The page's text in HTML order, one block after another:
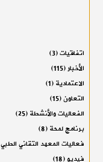
اتفاقيات(3)
الأخبار(115)
الاعتمادية(1)
التعاون(15)
الفعاليات والأنشطة(25)
برنامج لمحة(8)
فعاليات المعهد التقاني الطبي
فيديو(18)